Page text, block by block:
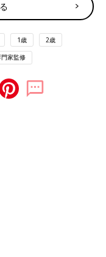
シートの開発も行って
に『ママと赤ちゃんの
方』（主婦の友社）
能力がどんどん引き
ベスト睡眠』
。
1歳 2歳
家監修